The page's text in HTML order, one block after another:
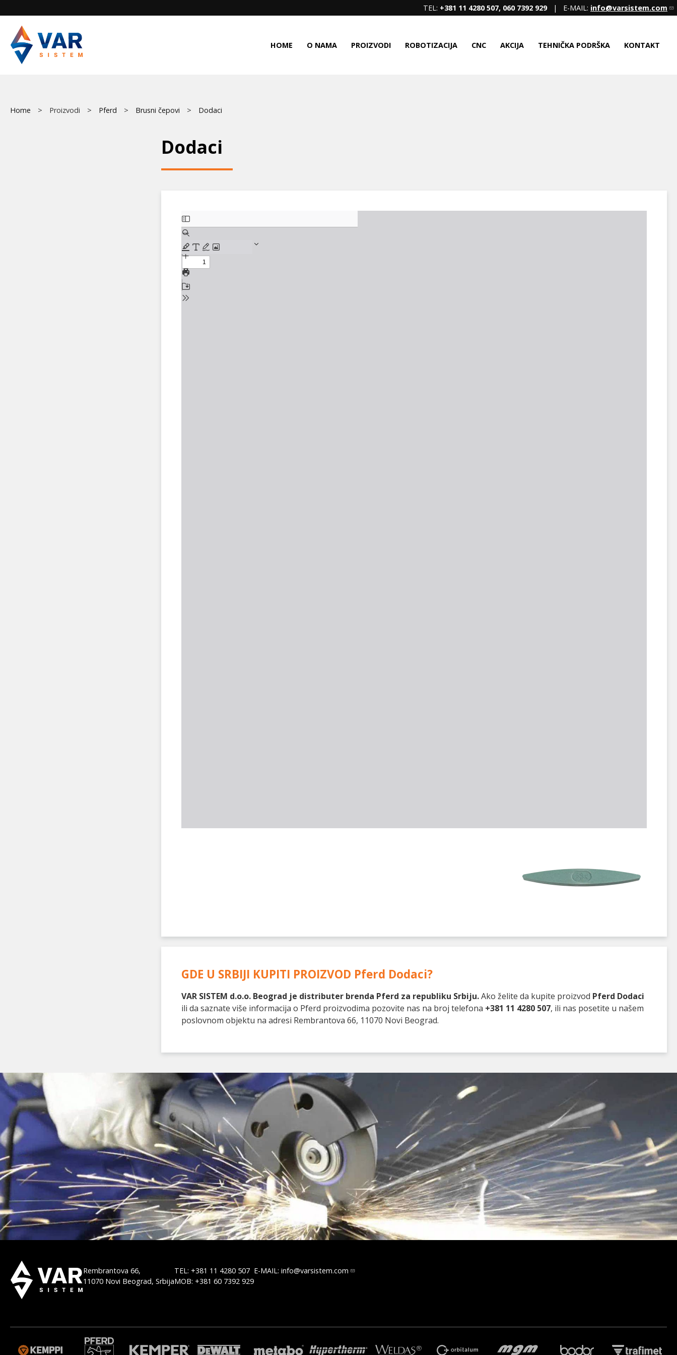
to
main
content
TEL: +381 11 4280 507, 060 7392 929| E-MAIL: info@varsistem.com
HOME O NAMA PROIZVODI ROBOTIZACIJA CNC AKCIJA TEHNIČKA PODRŠKA KONTAKT
Breadcrumb
Home Proizvodi Pferd Brusni čepovi Dodaci
Dodaci
GDE U SRBIJI KUPITI PROIZVOD Pferd Dodaci?
VAR SISTEM d.o.o. Beograd je distributer brenda Pferd za republiku Srbiju.Ako želite da kupite proizvod Pferd Dodaci
ili da saznate više informacija o Pferd proizvodima pozovite nas na broj telefona +381 11 4280 507, ili nas posetite u našem
poslovnom objektu na adresi Rembrantova 66, 11070 Novi Beograd.
Rembrantova 66,
11070 Novi Beograd, Srbija
TEL: +381 11 4280 507
MOB: +381 60 7392 929
E-MAIL: info@varsistem.com
WELDAS ORBITALUM MGM BODOR TRAFIMET